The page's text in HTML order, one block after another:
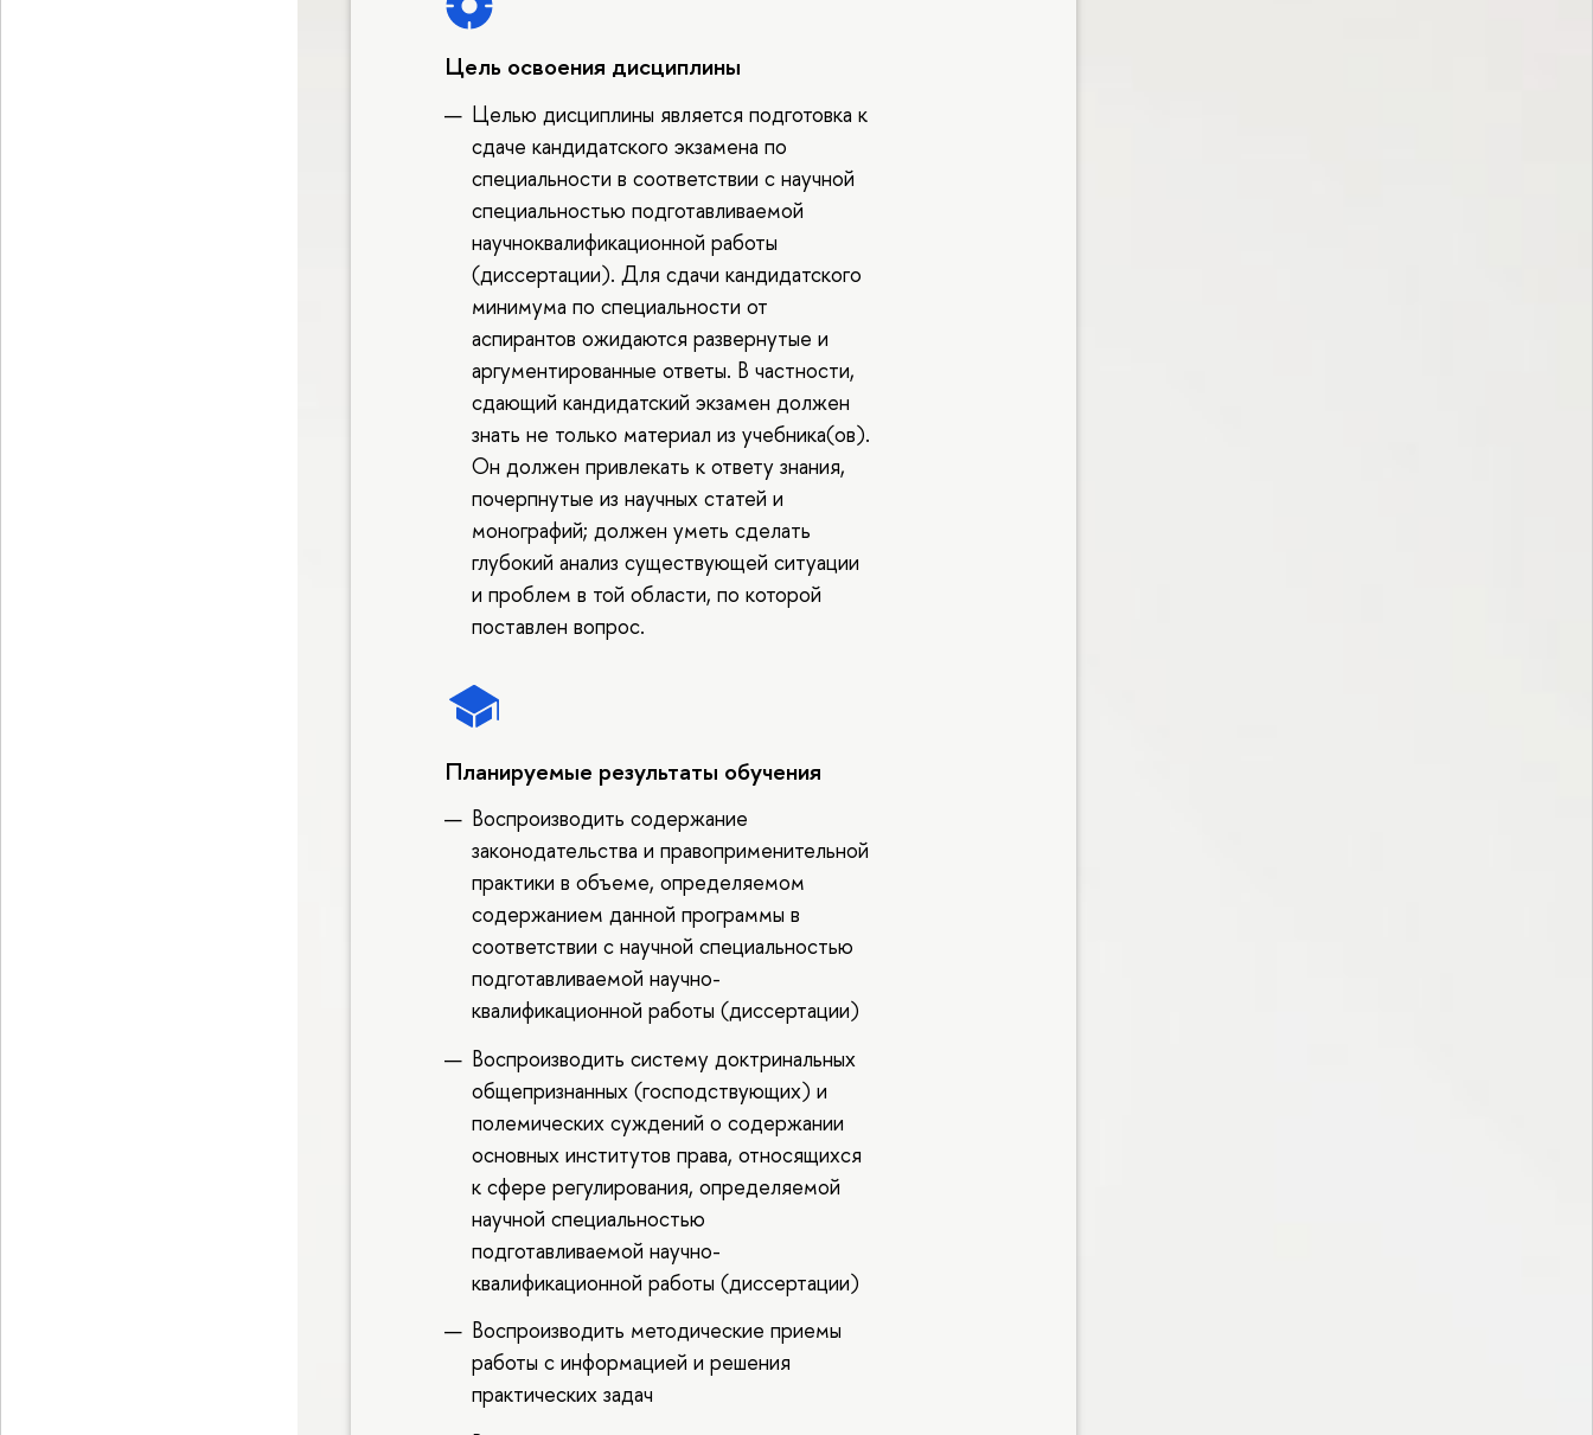
Цель освоения дисциплины
Целью дисциплины является подготовка к
сдаче кандидатского экзамена по
специальности в соответствии с научной
специальностью подготавливаемой
научноквалификационной работы
(диссертации). Для сдачи кандидатского
минимума по специальности от
аспирантов ожидаются развернутые и
аргументированные ответы. В частности,
сдающий кандидатский экзамен должен
знать не только материал из учебника(ов).
Он должен привлекать к ответу знания,
почерпнутые из научных статей и
монографий; должен уметь сделать
глубокий анализ существующей ситуации
и проблем в той области, по которой
поставлен вопрос.
Планируемые результаты обучения
Воспроизводить содержание
законодательства и правоприменительной
практики в объеме, определяемом
содержанием данной программы в
соответствии с научной специальностью
подготавливаемой научно-
квалификационной работы (диссертации)
Воспроизводить систему доктринальных
общепризнанных (господствующих) и
полемических суждений о содержании
основных институтов права, относящихся
к сфере регулирования, определяемой
научной специальностью
подготавливаемой научно-
квалификационной работы (диссертации)
Воспроизводить методические приемы
работы с информацией и решения
практических задач